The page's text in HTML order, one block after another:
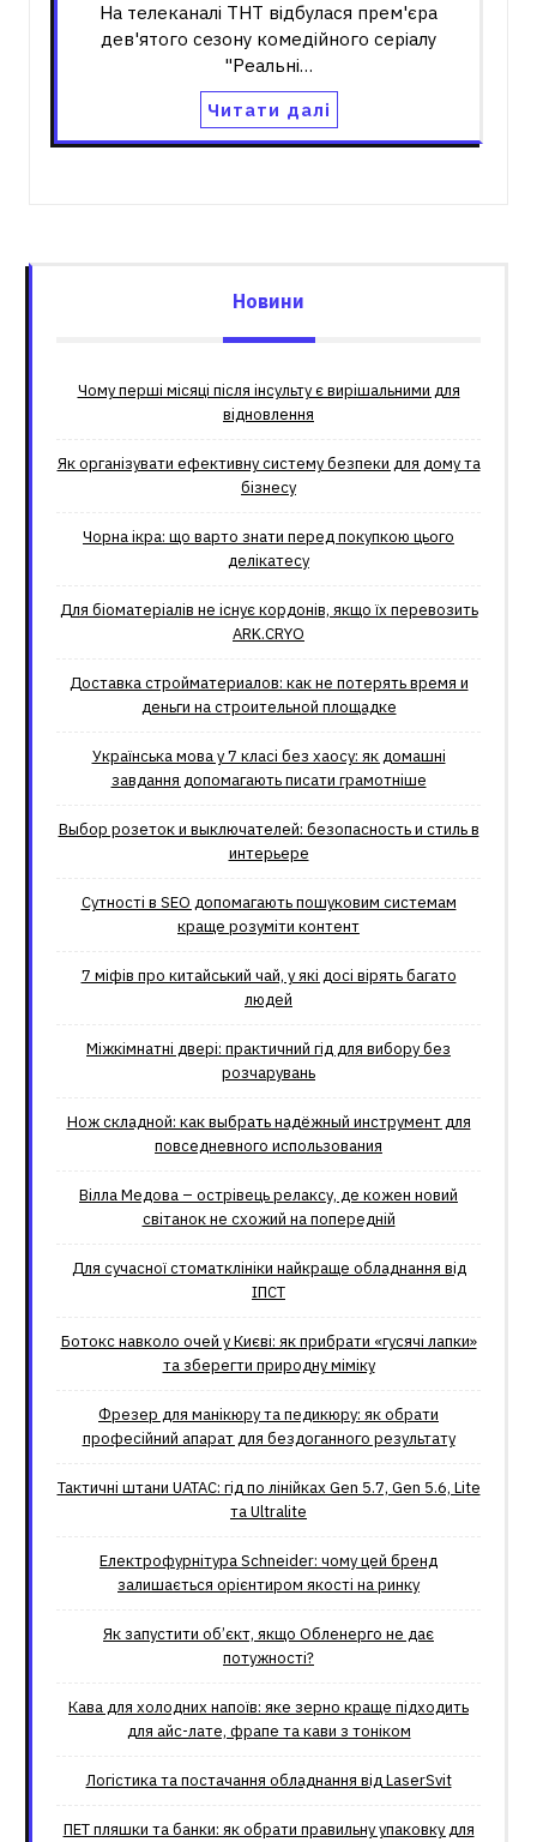
На телеканалі ТНТ відбулася прем'єра
дев'ятого сезону комедійного серіалу
"Реальні…
Читати далі
Новини
Чому перші місяці після інсульту є вирішальними для
відновлення
Як організувати ефективну систему безпеки для дому та
бізнесу
Чорна ікра: що варто знати перед покупкою цього
делікатесу
Для біоматеріалів не існує кордонів, якщо їх перевозить
ARK.CRYO
Доставка стройматериалов: как не потерять время и
деньги на строительной площадке
Українська мова у 7 класі без хаосу: як домашні
завдання допомагають писати грамотніше
Выбор розеток и выключателей: безопасность и стиль в
интерьере
Сутності в SEO допомагають пошуковим системам
краще розуміти контент
7 міфів про китайський чай, у які досі вірять багато
людей
Міжкімнатні двері: практичний гід для вибору без
розчарувань
Нож складной: как выбрать надёжный инструмент для
повседневного использования
Вілла Медова – острівець релаксу, де кожен новий
світанок не схожий на попередній
Для сучасної стоматклініки найкраще обладнання від
ІПСТ
Ботокс навколо очей у Києві: як прибрати «гусячі лапки»
та зберегти природну міміку
Фрезер для манікюру та педикюру: як обрати
професійний апарат для бездоганного результату
Тактичні штани UATAC: гід по лінійках Gen 5.7, Gen 5.6, Lite
та Ultralite
Електрофурнітура Schneider: чому цей бренд
залишається орієнтиром якості на ринку
Як запустити об’єкт, якщо Обленерго не дає
потужності?
Кава для холодних напоїв: яке зерно краще підходить
для айс-лате, фрапе та кави з тоніком
Логістика та постачання обладнання від LaserSvit
ПЕТ пляшки та банки: як обрати правильну упаковку для